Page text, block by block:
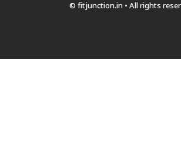
© fitjunction.in • All rights